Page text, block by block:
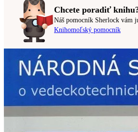
Chcete poradiť
Náš pomocník Sherlock vám
Knihomoľský pomocník